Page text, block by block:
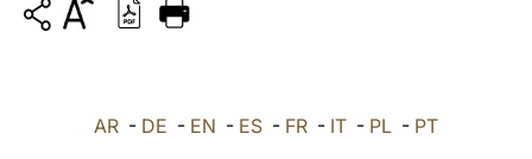
ITALIANO
AR - DE - EN - ES - FR - IT - PL - PT